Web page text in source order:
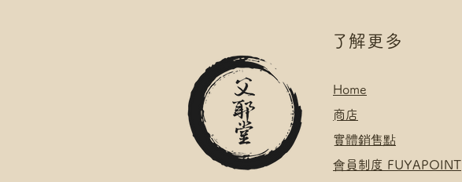
​了解更多
Home
​商店
​實體銷售點
​會員制度 FUYAPOINT